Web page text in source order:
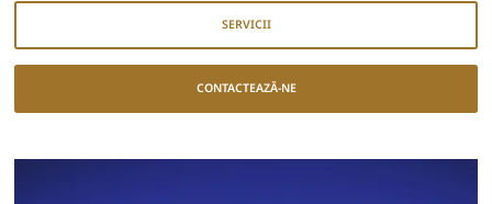
SERVICII
CONTACTEAZĂ-NE